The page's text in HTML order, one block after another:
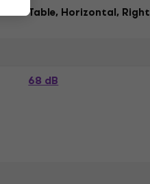
Table, Horizontal, Right
68 dB